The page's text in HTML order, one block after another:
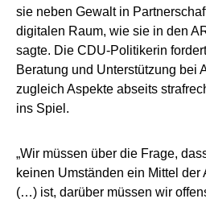
sie neben Gewalt in
digitalen Raum, wie sie in den
sagte. Die CDU-Politikerin
Beratung und Unterstützung bei
zugleich Aspekte abseits
ins Spiel.
„Wir müssen über die Frage,
keinen Umständen ein Mittel der
(…) ist, darüber müssen wir